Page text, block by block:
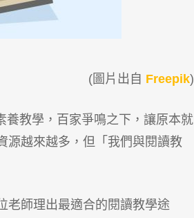
(圖片出自 Freepik)
教學，百家爭鳴之下，讓原本就
源越來越多，但「我們與閱讀教
老師理出最適合的閱讀教學途